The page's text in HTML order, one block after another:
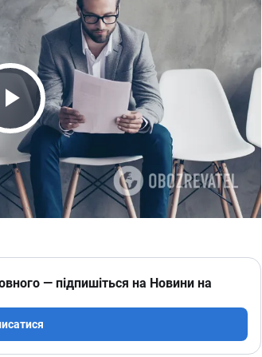
Video
— підпишіться на Новини на